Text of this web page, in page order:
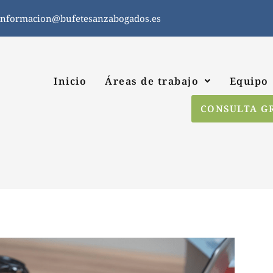
Inicio Áreas de trabajo Equipo
CONSULTA